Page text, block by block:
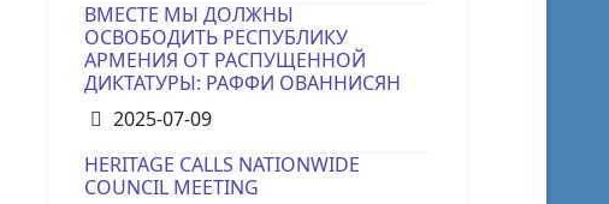
ВМЕСТЕ МЫ ДОЛЖНЫ
ОСВОБОДИТЬ РЕСПУБЛИКУ
АРМЕНИЯ ОТ РАСПУЩЕННОЙ
ДИКТАТУРЫ: РАФФИ ОВАННИСЯН
Details
2025-07-09
HERITAGE CALLS NATIONWIDE
COUNCIL MEETING